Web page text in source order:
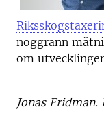
noggrann
om
Jonas Fridman.